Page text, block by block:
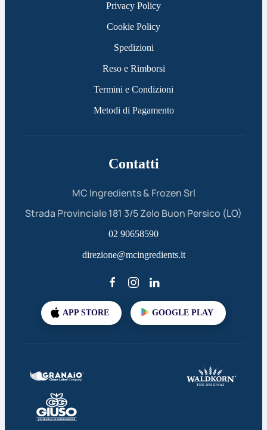
Privacy Policy
Cookie Policy
Spedizioni
Reso e Rimborsi
Termini e Condizioni
Metodi di Pagamento
Contatti
MC Ingredients & Frozen Srl
Strada Provinciale 181 3/5 Zelo Buon Persico (LO)
02 90658590
direzione@mcingredients.it
APP STORE GOOGLE PLAY